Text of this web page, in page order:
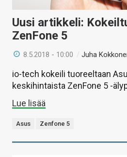
Uusi artikkeli:
ZenFone 5
8.5.2018 - 10:00 /Juha
io-tech kokeili tuoreeltaan
keskihintaista ZenFone 5 -
Lue lisää
Asus Zenfone 5